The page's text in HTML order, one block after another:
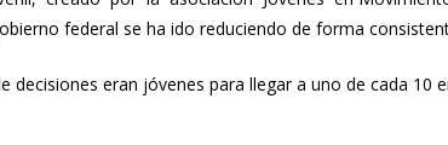
federal se ha ido reduciendo de forma
decisiones eran jóvenes para llegar a uno de cada 10